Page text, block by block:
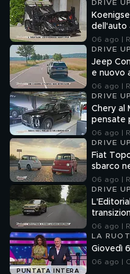
DRIVE UP
dell'auto
06 ago |
DRIVE UP
Jeep
e nuovo
06 ago |
DRIVE UP
Chery al
pensate
06 ago |
DRIVE UP
Fiat
sbarco
06 ago |
DRIVE UP
06 ago |
PUNTATA INTERA
LA
Giovedì
06 ago |